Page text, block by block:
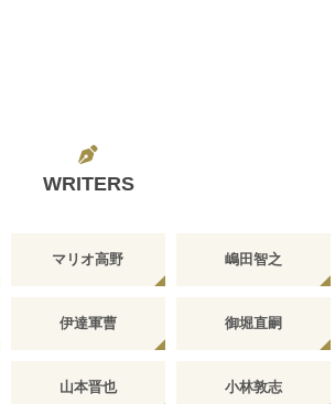
WRITERS
マリオ高野 嶋田智之
伊達軍曹 御堀直嗣
山本晋也 小林敦志